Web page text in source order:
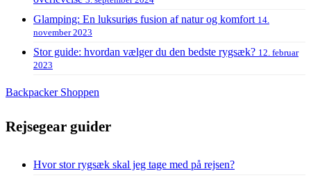
Glamping: En luksuriøs fusion af natur og komfort 14.
november 2023
Stor guide: hvordan vælger du den bedste rygsæk? 12. februar
2023
Backpacker Shoppen
Rejsegear guider
Hvor stor rygsæk skal jeg tage med på rejsen?